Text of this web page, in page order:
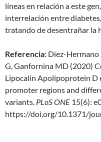
líneas en relación a este
interrelación entre
tratando de desentrañar la
Referencia: Diez-Hermano
G, Ganfornina MD (2020)
Lipocalin Apolipoprotein D
promoter regions and
variants. PLoS ONE 15(6):
https://doi.org/10.1371/